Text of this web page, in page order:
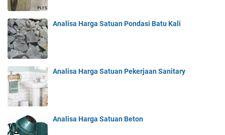
Analisa Harga Satuan Pondasi Batu Kali
Analisa Harga Satuan Pekerjaan Sanitary
Analisa Harga Satuan Beton